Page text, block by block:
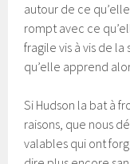
autour de ce
rompt avec ce
fragile vis à vis de
qu’elle apprend
Si Hudson la bat à
raisons, que nous
valables qui ont